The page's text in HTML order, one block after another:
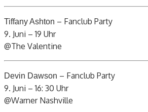
Tiffany Ashton – Fanclub Party
9. Juni – 19 Uhr
@The Valentine
Devin Dawson – Fanclub Party
9. Juni – 16: 30 Uhr
@Warner Nashville